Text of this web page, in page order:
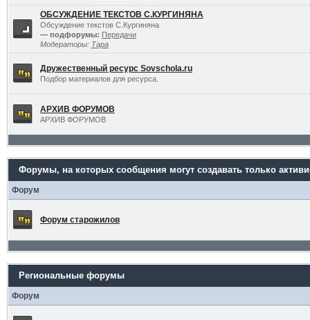
ОБСУЖДЕНИЕ ТЕКСТОВ С.КУРГИНЯНА
Обсуждение текстов С.Кургиняна
— подфорумы: Передачи
Модераторы: Тара
Дружественный ресурс Sovschola.ru
Подбор материалов для ресурса.
АРХИВ ФОРУМОВ
АРХИВ ФОРУМОВ
Форумы, на которых сообщения могут создавать только
Форум
Форум старожилов
Региональные форумы
Форум